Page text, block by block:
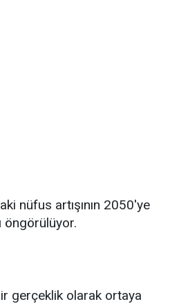
nüfus artışının 2050'ye
öngörülüyor.
gerçeklik olarak ortaya